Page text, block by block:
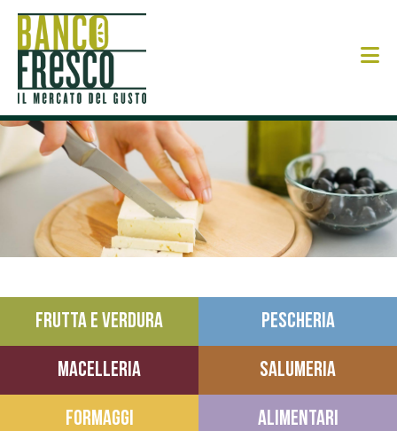
FRUTTA E VERDURA PESCHERIA
MACELLERIA SALUMERIA
FORMAGGI ALIMENTARI